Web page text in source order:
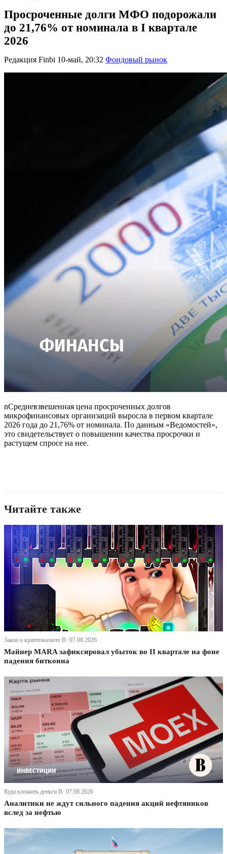
Просроченные долги МФО подорожали
до 21,76% от номинала в I квартале
2026
Редакция Finbi 10-май, 20:32 Фондовый рынок
nСредневзвешенная цена просроченных долгов
микрофинансовых организаций выросла в первом квартале
2026 года до 21,76% от номинала. По данным «Ведомостей»,
это свидетельствует о повышении качества просрочки и
растущем спросе на нее.
Читайте также
Закон о криптовалюте В· 07.08.2026
Майнер MARA зафиксировал убыток во II квартале на фоне
падения биткоина
Куда вложить деньги В· 07.08.2026
Аналитики не ждут сильного падения акций нефтяников
вслед за нефтью